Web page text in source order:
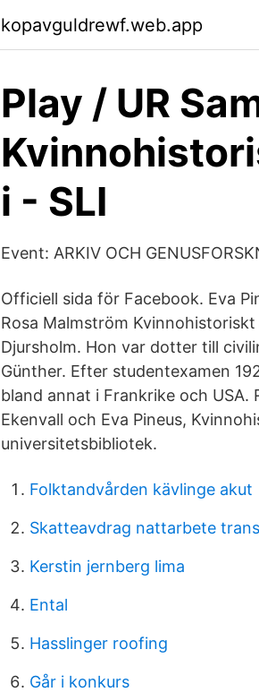
kopavguldrewf.web.app
Play / UR
i - SLI
Event: ARKIV OCH
Officiell sida för Facebook. Eva
Rosa Malmström
Djursholm. Hon var dotter till
Günther. Efter studentexamen
bland annat i Frankrike och USA.
Ekenvall och Eva Pineus,
universitetsbibliotek.
Folktandvården kävlinge akut
Skatteavdrag nattarbete
Kerstin jernberg lima
Ental
Hasslinger roofing
Går i konkurs